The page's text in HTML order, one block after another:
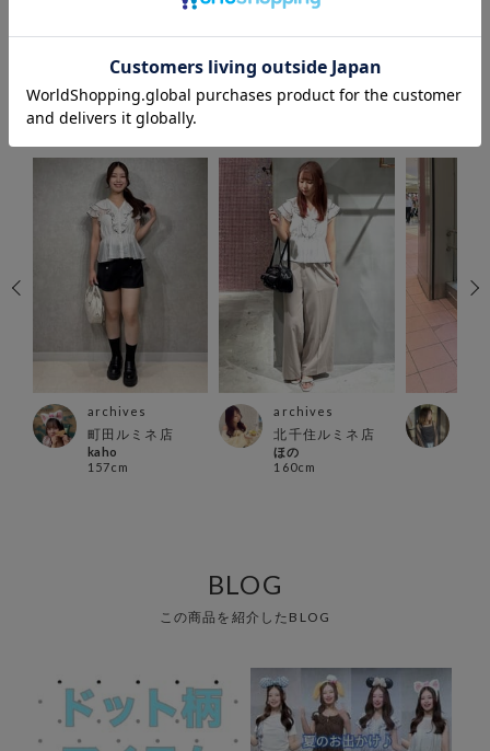
COORDINATE
この商品を使ったCOORDINATE
archives
町田ルミネ店
kaho
157cm
archives
北千住ルミネ店
ほの
160cm
BLOG
この商品を紹介したBLOG